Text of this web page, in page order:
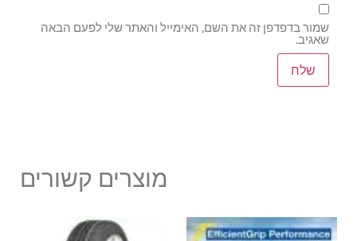
שמור בדפדפן זה את השם, האימייל והאתר שלי לפעם הבאה
שאגיב.
מוצרים קשורים